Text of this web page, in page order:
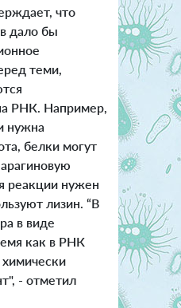
что
дало бы
теми,
РНК. Например,
нужна
белки могут
реакции нужен
лизин. “В
в виде
как в РНК
химически
- отметил